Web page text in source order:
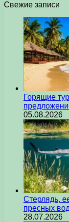
Свежие записи
Горящие
05.08.2026
Стерлядь,
пресных
28.07.2026